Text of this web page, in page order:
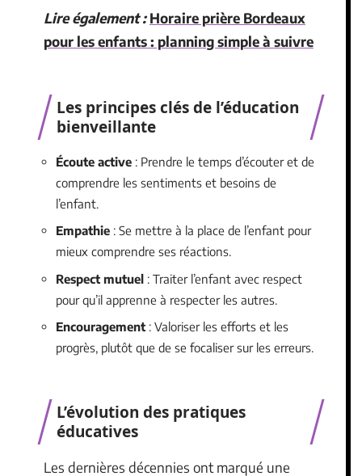
Lire également : Horaire prière Bordeaux
pour les enfants : planning simple à suivre
Les principes clés de l’éducation
bienveillante
Écoute active : Prendre le temps d’écouter et de
comprendre les sentiments et besoins de
l’enfant.
Empathie : Se mettre à la place de l’enfant pour
mieux comprendre ses réactions.
Respect mutuel : Traiter l’enfant avec respect
pour qu’il apprenne à respecter les autres.
Encouragement : Valoriser les efforts et les
progrès, plutôt que de se focaliser sur les erreurs.
L’évolution des pratiques
éducatives
Les dernières décennies ont marqué une